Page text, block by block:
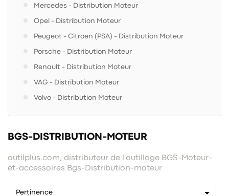
Mercedes - Distribution Moteur
Opel - Distribution Moteur
Peugeot - Citroen (PSA) - Distribution Moteur
Porsche - Distribution Moteur
Renault - Distribution Moteur
VAG - Distribution Moteur
Volvo - Distribution Moteur
BGS-DISTRIBUTION-MOTEUR
outilplus.com, distributeur de l'outillage BGS-Moteur-
et-accessoires Bgs-Distribution-moteur
Pertinence 